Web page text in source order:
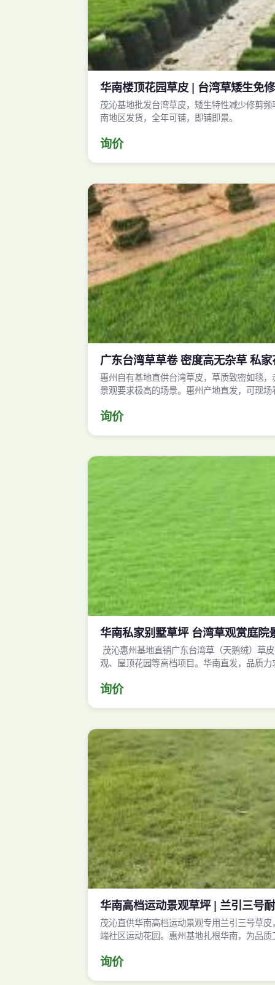
华南楼顶花园草皮 | 台湾草矮生免
茂沁基地批发台湾草皮，矮生特性减少修剪
南地区发货，全年可铺，即铺即景。
询价
广东台湾草草卷 密度高无杂草 私
惠州自有基地直供台湾草皮，草质致密如毯
景观要求极高的场景。惠州产地直发，可现场
询价
华南私家别墅草坪 台湾草观赏庭院
茂沁惠州基地直销广东台湾草（天鹅绒）草
观、屋顶花园等高档项目。华南直发，品质力
询价
华南高档运动景观草坪 | 兰引三号
茂沁直供华南高档运动景观专用兰引三号草
端社区运动花园。惠州基地扎根华南，为品
询价